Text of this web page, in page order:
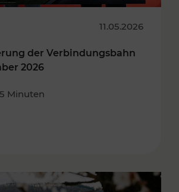
11.05.2026
der Verbindungsbahn
2026
Minuten